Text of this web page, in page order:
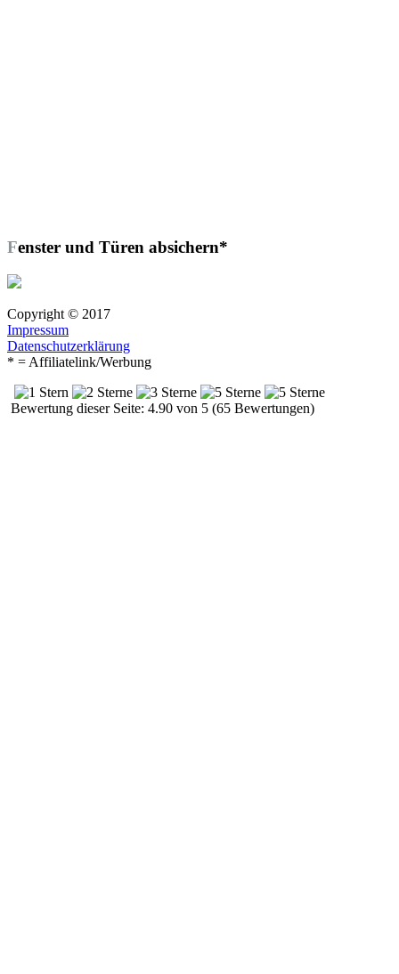
Fenster und Türen absichern*
Copyright © 2017
Impressum
Datenschutzerklärung
* = Affiliatelink/Werbung
Bewertung dieser Seite: 4.90 von 5 (65 Bewertungen)